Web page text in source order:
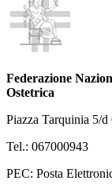
Federazione
Ostetrica
Piazza Tarquinia 5/d
Tel.: 067000943
PEC: Posta